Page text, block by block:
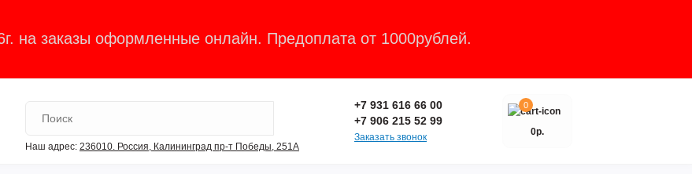
на заказы оформленные онлайн. Предоплата от 1000рублей.
Наш адрес: 236010. Россия, Калининград пр-т Победы, 251А
+7 931 616 66 00
+7 906 215 52 99
Заказать звонок
0
0р.